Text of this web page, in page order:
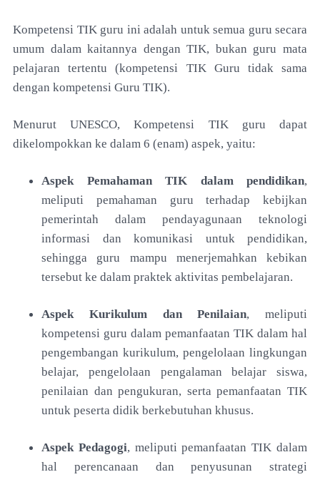
Kompetensi TIK guru ini adalah untuk semua guru secara
umum dalam kaitannya dengan TIK, bukan guru mata
pelajaran tertentu (kompetensi TIK Guru tidak sama
dengan kompetensi Guru TIK).
Menurut UNESCO, Kompetensi TIK guru dapat
dikelompokkan ke dalam 6 (enam) aspek, yaitu:
Aspek Pemahaman TIK dalam pendidikan,
meliputi pemahaman guru terhadap kebijkan
pemerintah dalam pendayagunaan teknologi
informasi dan komunikasi untuk pendidikan,
sehingga guru mampu menerjemahkan kebikan
tersebut ke dalam praktek aktivitas pembelajaran.
Aspek Kurikulum dan Penilaian, meliputi
kompetensi guru dalam pemanfaatan TIK dalam hal
pengembangan kurikulum, pengelolaan lingkungan
belajar, pengelolaan pengalaman belajar siswa,
penilaian dan pengukuran, serta pemanfaatan TIK
untuk peserta didik berkebutuhan khusus.
Aspek Pedagogi, meliputi pemanfaatan TIK dalam
hal perencanaan dan penyusunan strategi